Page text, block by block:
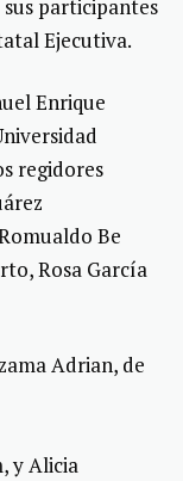
participantes
Ejecutiva.
Enrique
regidores
Be
Rosa García
Adrian, de
y Alicia